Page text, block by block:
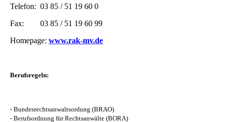
Telefon: 03 85 / 51 19 60 0
Fax: 03 85 / 51 19 60 99
Homepage: www.rak-mv.de
Berufsregeln:
- Bundesrechtsanwaltsordung (BRAO)
- Berufsordnung für Rechtsanwälte (BORA)